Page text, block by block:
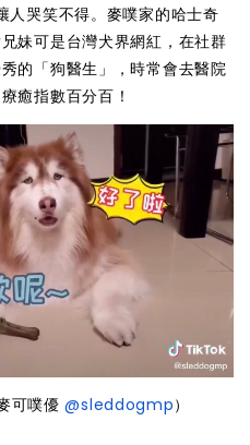
人哭笑不得。麥噗家的哈士奇
妹可是台灣犬界網紅，在社群
的「狗醫生」，時常會去醫院
癒指數百分百！
可噗優@sleddogmp）